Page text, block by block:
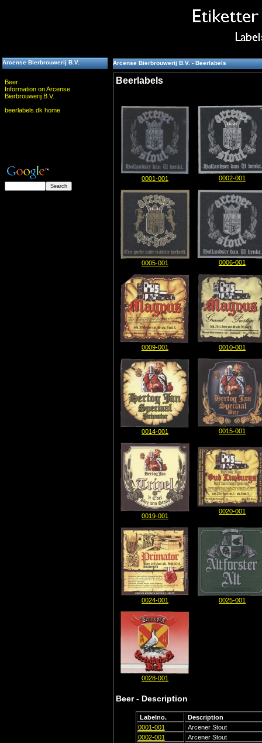
Arcense Bierbrouwerij B.V.
Beer
Information on Arcense
Bierbrouwerij B.V.
beerlabels.dk home
Arcense Bierbrouwerij B.V. - Beerlabels
Beerlabels
0001-001 0002-001
0005-001 0006-001
0009-001 0010-001
0014-001 0015-001
0019-001
0020-001
0024-001 0025-001
0028-001
Beer - Description
Labelno.
Description
0001-001
Arcener Stout
0002-001
Arcener Stout